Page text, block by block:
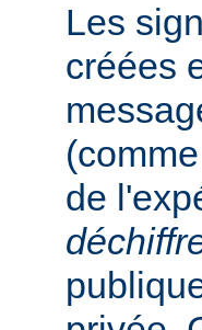
Les
créées
de